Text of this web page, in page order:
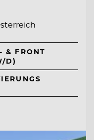
& FRONT
D)